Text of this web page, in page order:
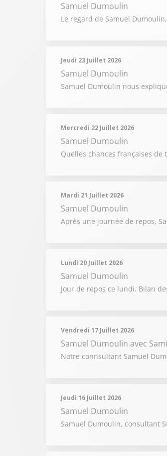
Samuel Dumoulin
Le regard de Samuel
Jeudi 23 Juillet 2026
Samuel Dumoulin
Samuel Dumoulin nous
Mercredi 22 Juillet 2026
Samuel Dumoulin
Quelles chances françaises
Mardi 21 Juillet 2026
Samuel Dumoulin
Après une journée de repos,
Lundi 20 Juillet 2026
Samuel Dumoulin
Jour de repos ce lundi. Bilan
Vendredi 17 Juillet 2026
Samuel Dumoulin avec
Notre connsultant Samuel
Jeudi 16 Juillet 2026
Samuel Dumoulin
Samuel Dumoulin, consultant